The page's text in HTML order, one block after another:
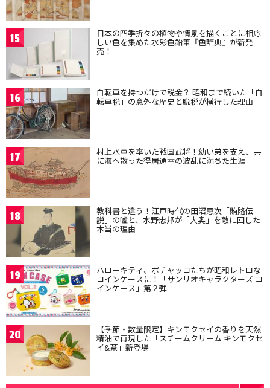
15 日本の四季折々の植物や情景を描くことに相応
しい色を集めた水彩色鉛筆『色辞典』が新発
売！
16 自転車を持つだけで税金？ 昭和まで続いた「自
転車税」の意外な歴史と脱税が横行した理由
17 村上水軍を率いた戦国武将！幼い弟を支え、共
に海へ散った得居通幸の波乱に満ちた生涯
18 教科書と違う！江戸時代の田沼意次「賄賂伝
説」の嘘と、水野忠邦が「大奥」を敵に回した
本当の理由
19 ハローキティ、ポチャッコたちが昭和レトロな
コインケースに！「サンリオキャラクターズ コ
インケース」第２弾
20 【季節・数量限定】キンモクセイの香りを天然
精油で再現した「スチームクリーム キンモクセ
イ&茶」新登場